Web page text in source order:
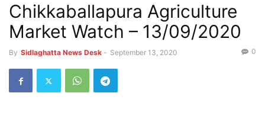
Chikkaballapura Agriculture
Market Watch – 13/09/2020
By Sidlaghatta News Desk - September 13, 2020 0